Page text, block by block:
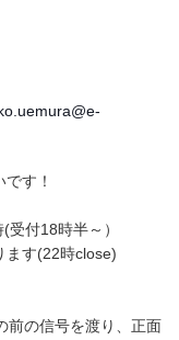
o.uemura@e-
す！
(受付18時半～）
ます(22時close)
前の信号を渡り、正面